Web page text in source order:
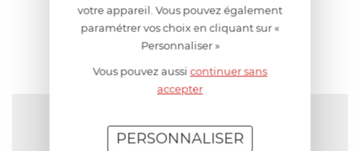
AVIS CLIENT
Pas encore de note
votre appareil. Vous pouvez également
paramétrer vos choix en cliquant sur «
Personnaliser »
Vous pouvez aussicontinuer sans
accepter
PERSONNALISER